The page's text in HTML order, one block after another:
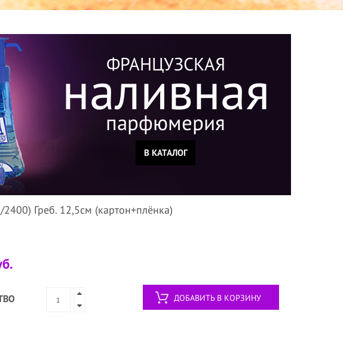
ФРАНЦУЗСКАЯ
наливная
парфюмерия
В КАТАЛОГ
2400) Греб. 12,5см (картон+плёнка)
ДОБАВИТЬ В КОРЗИНУ